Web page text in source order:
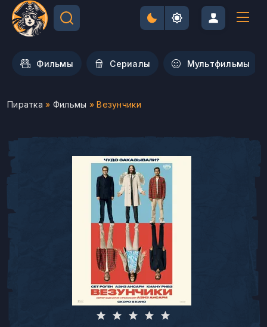
Фильмы Сериалы Мультфильмы
Пиратка » Фильмы » Везунчики